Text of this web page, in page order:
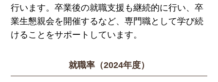
行います。卒業後の就職支援も継続的に行い、卒
業生懇親会を開催するなど、専門職として学び続
けることをサポートしています。
就職率（2024年度）